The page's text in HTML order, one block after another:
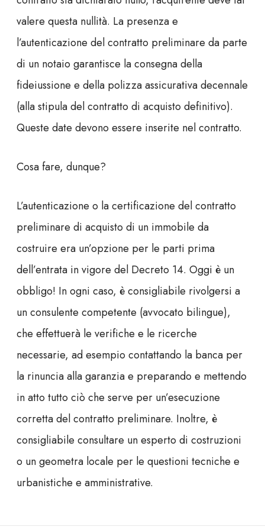
valere questa nullità. La presenza e
l’autenticazione del contratto preliminare da parte
di un notaio garantisce la consegna della
fideiussione e della polizza assicurativa decennale
(alla stipula del contratto di acquisto definitivo).
Queste date devono essere inserite nel contratto.
Cosa fare, dunque?
L’autenticazione o la certificazione del contratto
preliminare di acquisto di un immobile da
costruire era un’opzione per le parti prima
dell’entrata in vigore del Decreto 14. Oggi è un
obbligo! In ogni caso, è consigliabile rivolgersi a
un consulente competente (avvocato bilingue),
che effettuerà le verifiche e le ricerche
necessarie, ad esempio contattando la banca per
la rinuncia alla garanzia e preparando e mettendo
in atto tutto ciò che serve per un’esecuzione
corretta del contratto preliminare. Inoltre, è
consigliabile consultare un esperto di costruzioni
o un geometra locale per le questioni tecniche e
urbanistiche e amministrative.